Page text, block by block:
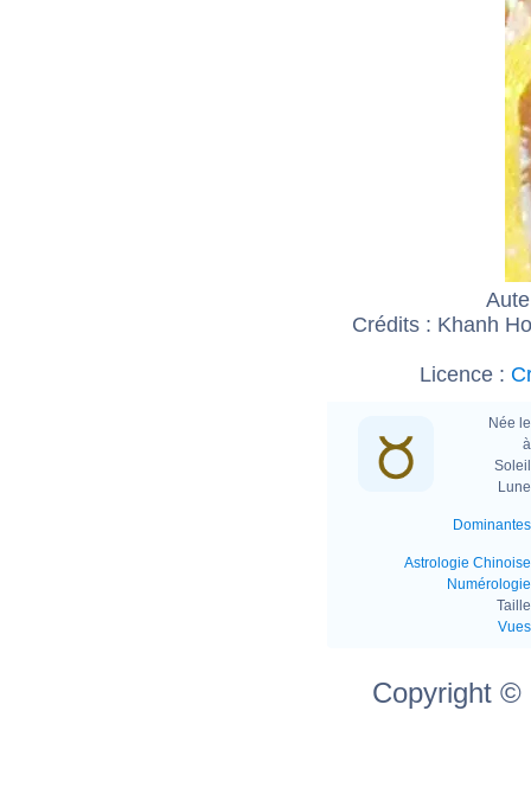
Crédits : Khanh
Licence :
Née
Dominantes
Astrologie Chinoise
Numérologie
Vues
Copyright